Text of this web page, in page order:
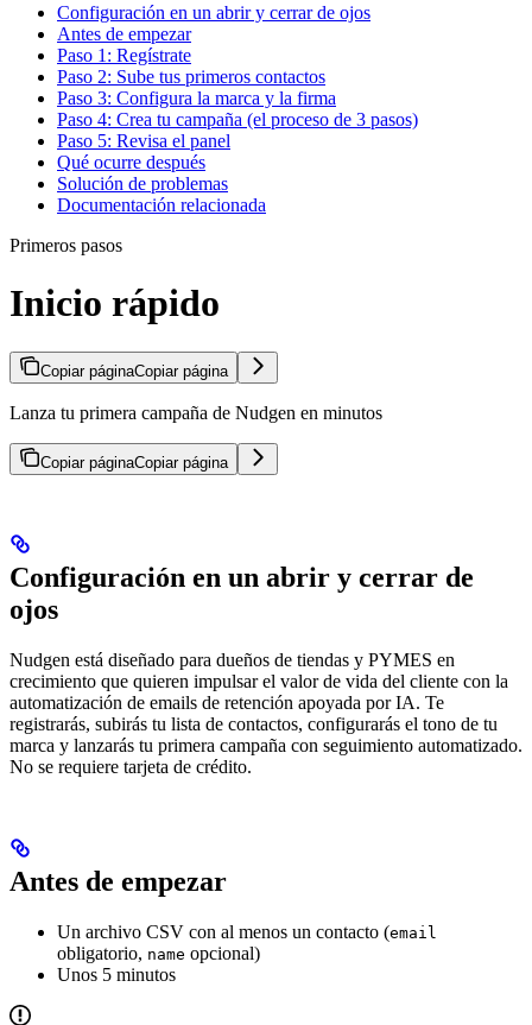
Configuración en un abrir y cerrar de ojos
Antes de empezar
Paso 1: Regístrate
Paso 2: Sube tus primeros contactos
Paso 3: Configura la marca y la firma
Paso 4: Crea tu campaña (el proceso de 3 pasos)
Paso 5: Revisa el panel
Qué ocurre después
Solución de problemas
Documentación relacionada
Primeros pasos
Inicio rápido
Copiar páginaCopiar página
Lanza tu primera campaña de Nudgen en minutos
Copiar páginaCopiar página
Configuración en un abrir y cerrar de
ojos
Nudgen está diseñado para dueños de tiendas y PYMES en
crecimiento que quieren impulsar el valor de vida del cliente con la
automatización de emails de retención apoyada por IA. Te
registrarás, subirás tu lista de contactos, configurarás el tono de tu
marca y lanzarás tu primera campaña con seguimiento automatizado.
No se requiere tarjeta de crédito.
Antes de empezar
Un archivo CSV con al menos un contacto (email
obligatorio, name opcional)
Unos 5 minutos